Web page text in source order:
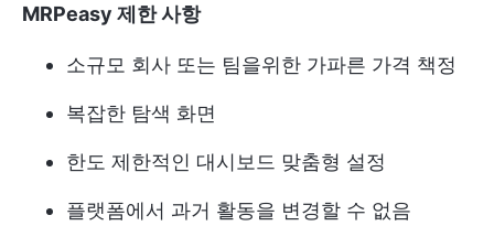
MRPeasy 제한 사항
소규모 회사 또는 팀을위한 가파른 가격 책정
복잡한 탐색 화면
한도 제한적인 대시보드 맞춤형 설정
플랫폼에서 과거 활동을 변경할 수 없음